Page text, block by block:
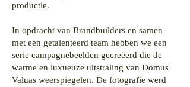
productie.
In opdracht van Brandbuilders en samen
met een getalenteerd team hebben we een
serie campagnebeelden gecreëerd die de
warme en luxueuze uitstraling van Domus
Valuas weerspiegelen. De fotografie werd